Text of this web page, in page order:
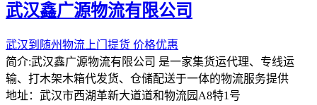
武汉鑫广源物流有限公司
武汉到随州物流上门提货 价格优惠
简介:武汉鑫广源物流有限公司 是一家集货运代理、专线运
输、打木架木箱代发货、仓储配送于一体的物流服务提供
地址：武汉市西湖革新大道道和物流园A8特1号